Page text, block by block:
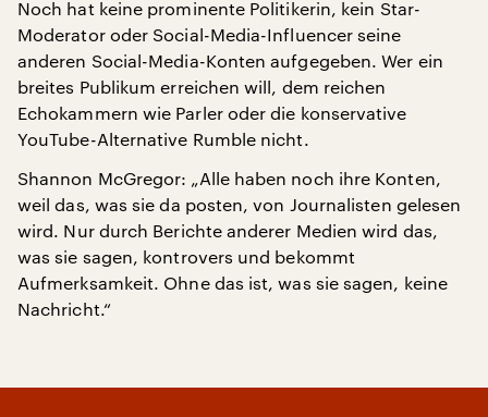
Noch hat keine prominente Politikerin, kein Star-
Moderator oder Social-Media-Influencer seine
anderen Social-Media-Konten aufgegeben. Wer ein
breites Publikum erreichen will, dem reichen
Echokammern wie Parler oder die konservative
YouTube-Alternative Rumble nicht.
Shannon McGregor: „Alle haben noch ihre Konten,
weil das, was sie da posten, von Journalisten gelesen
wird. Nur durch Berichte anderer Medien wird das,
was sie sagen, kontrovers und bekommt
Aufmerksamkeit. Ohne das ist, was sie sagen, keine
Nachricht.“